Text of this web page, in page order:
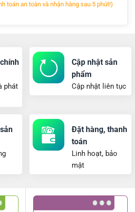
toán an toàn và nhận hàng sau 5 phút!)
phát
Cập nhật sản
phẩm
Cập nhật liên tục
Đặt hàng, thanh
toán
Linh hoạt, bảo
mật